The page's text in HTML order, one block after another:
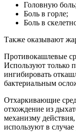
Головную
Боль в горле;
Боль в
Также оказывают
Противокашлевые
Используют только
ингибировать
бактериальным
Отхаркивающие
отхождение из
механизму
используют в случае